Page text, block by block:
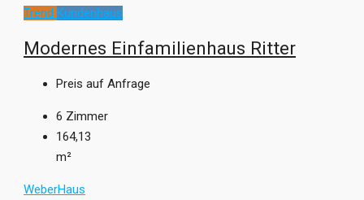
Trend Kundenhaus
Modernes Einfamilienhaus Ritter
Preis auf Anfrage
6 Zimmer
164,13
m²
WeberHaus